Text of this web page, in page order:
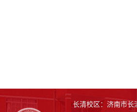
长清校区：济南市长